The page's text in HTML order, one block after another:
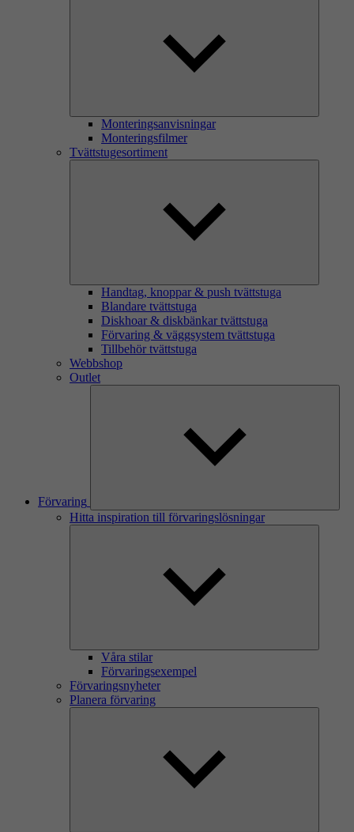
Monteringsanvisningar
Monteringsfilmer
Tvättstugesortiment
Handtag, knoppar & push tvättstuga
Blandare tvättstuga
Diskhoar & diskbänkar tvättstuga
Förvaring & väggsystem tvättstuga
Tillbehör tvättstuga
Webbshop
Outlet
Förvaring
Hitta inspiration till förvaringslösningar
Våra stilar
Förvaringsexempel
Förvaringsnyheter
Planera förvaring